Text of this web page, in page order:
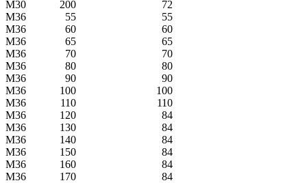
M30
200
72
M36
55
55
M36
60
60
M36
65
65
M36
70
70
M36
80
80
M36
90
90
M36
100
100
M36
110
110
M36
120
84
M36
130
84
M36
140
84
M36
150
84
M36
160
84
M36
170
84